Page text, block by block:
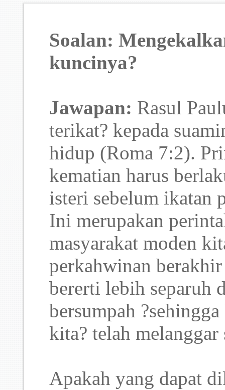
Soalan:
kuncinya?
Jawapan: Rasul
terikat? kepada
hidup (Roma 7:2).
kematian harus
isteri sebelum ikatan
Ini merupakan
masyarakat moden
perkahwinan
bererti lebih separuh
bersumpah
kita? telah melanggar
Apakah yang dapat